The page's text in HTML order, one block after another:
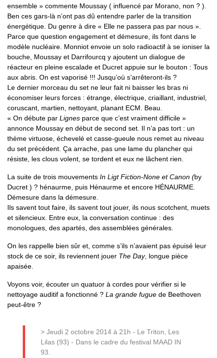
ensemble » commente Moussay ( influencé par Morano, non ? ).
Ben ces gars-là n’ont pas dû entendre parler de la transition
énergétique. Du genre à dire « Elle ne passera pas par nous ».
Parce que question engagement et démesure, ils font dans le
modèle nucléaire. Monniot envoie un solo radioactif à se ioniser la
bouche, Moussay et Darrifourcq y ajoutent un dialogue de
réacteur en pleine escalade et Ducret appuie sur le bouton : Tous
aux abris. On est vaporisé !!! Jusqu’où s’arrêteront-ils ?
Le dernier morceau du set ne leur fait ni baisser les bras ni
économiser leurs forces : étrange, électrique, criaillant, industriel,
coruscant, martien, nettoyant, planant ECM. Beau.
« On débute par Lignes parce que c’est vraiment difficile »
annonce Moussay en début de second set. Il n’a pas tort : un
thème virtuose, échevelé et casse-gueule nous remet au niveau
du set précédent. Ça arrache, pas une lame du plancher qui
résiste, les clous volent, se tordent et eux ne lâchent rien.
La suite de trois mouvements In Ligt Fiction-None et Canon (by
Ducret ) ? hénaurme, puis Hénaurme et encore HÉNAURME.
Démesure dans la démesure.
Ils savent tout faire, ils savent tout jouer, ils nous scotchent, muets
et silencieux. Entre eux, la conversation continue : des
monologues, des apartés, des assemblées générales.
On les rappelle bien sûr et, comme s’ils n’avaient pas épuisé leur
stock de ce soir, ils reviennent jouer The Day, longue pièce
apaisée.
Voyons voir, écouter un quatuor à cordes pour vérifier si le
nettoyage auditif a fonctionné ? La grande fugue de Beethoven
peut-être ?
> Jeudi 2 octobre 2014 à 21h - Le Triton, Les
Lilas (93) - Dans le cadre du festival MAAD IN
93.